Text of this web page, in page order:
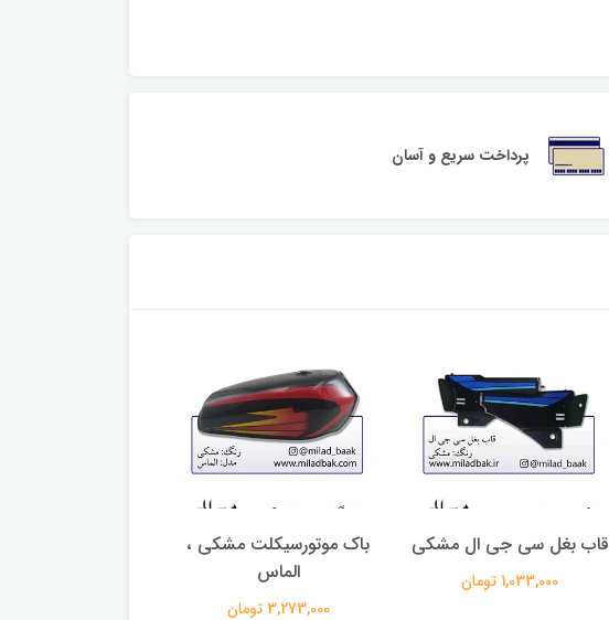
پرداخت سریع و آسان
قاب بغل سی جی ال مشکی
1,033,000 تومان
باک موتورسیکلت مشکی ،
الماس
3,273,000 تومان